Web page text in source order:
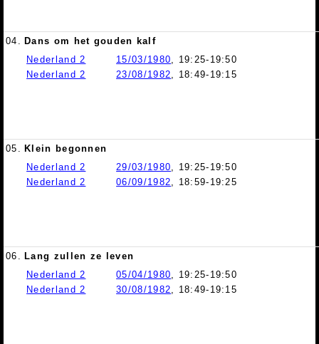
04.
Dans om het gouden kalf
Nederland 2
15/03/1980 , 19:25-19:50
Nederland 2
23/08/1982 , 18:49-19:15
05.
Klein begonnen
Nederland 2
29/03/1980 , 19:25-19:50
Nederland 2
06/09/1982 , 18:59-19:25
06.
Lang zullen ze leven
Nederland 2
05/04/1980 , 19:25-19:50
Nederland 2
30/08/1982 , 18:49-19:15